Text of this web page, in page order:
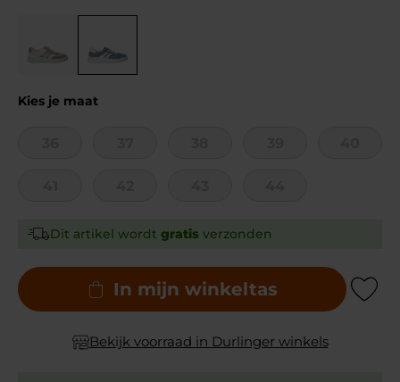
Kies je maat
Dit artikel wordt gratis verzonden
In mijn winkeltas Add to
Bekijk voorraad in Durlinger winkels